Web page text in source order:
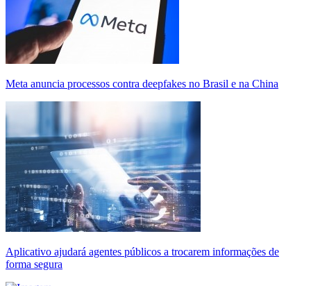
Meta anuncia processos contra deepfakes no Brasil e na China
Aplicativo ajudará agentes públicos a trocarem informações de
forma segura